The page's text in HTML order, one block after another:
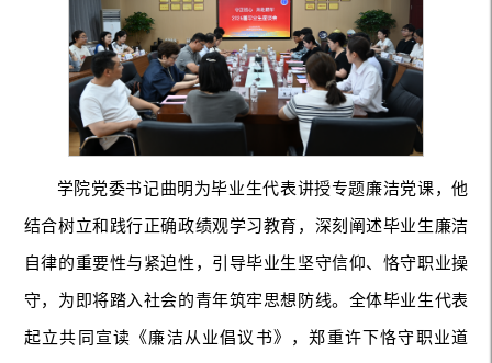
学院党委书记曲明为毕业生代表讲授专题廉洁党课，他
结合树立和践行正确政绩观学习教育，深刻阐述毕业生廉洁
自律的重要性与紧迫性，引导毕业生坚守信仰、恪守职业操
守，为即将踏入社会的青年筑牢思想防线。全体毕业生代表
起立共同宣读《廉洁从业倡议书》，郑重许下恪守职业道